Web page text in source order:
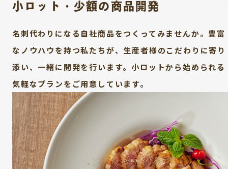
小ロット・少額の商品開発
名刺代わりになる自社商品をつくってみませんか。豊富
なノウハウを持つ私たちが、生産者様のこだわりに寄り
添い、一緒に開発を行います。小ロットから始められる
気軽なプランをご用意しています。